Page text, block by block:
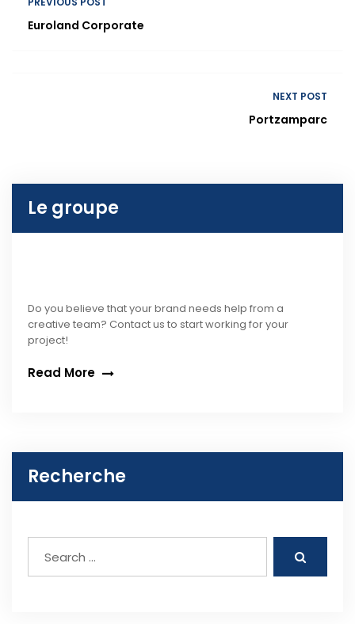
Euroland Corporate
NEXT POST
Portzamparc
Le groupe
Do you believe that your brand needs help from a
creative team? Contact us to start working for your
project!
Read More
Recherche